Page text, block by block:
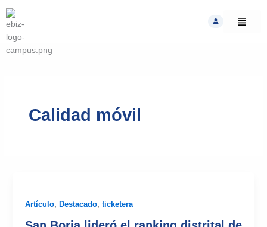
to
content
Calidad móvil
Artículo, Destacado, ticketera